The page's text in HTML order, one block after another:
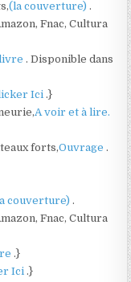
(la couverture).
Fnac, Cultura
. Disponible dans
Ici.}
A voir et à lire.
forts,Ouvrage.
couverture).
Fnac, Cultura
.}
Ici.}